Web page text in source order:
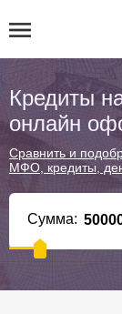
Кредиты
онлайн
Сравнить и
МФО, кредиты,
Сумма: